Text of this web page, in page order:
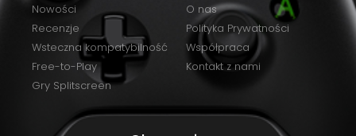
Nowości
Recenzje
Wsteczna kompatybilność
Free-to-Play
Gry Splitscreen
O nas
Polityka Prywatności
Współpraca
Kontakt z nami